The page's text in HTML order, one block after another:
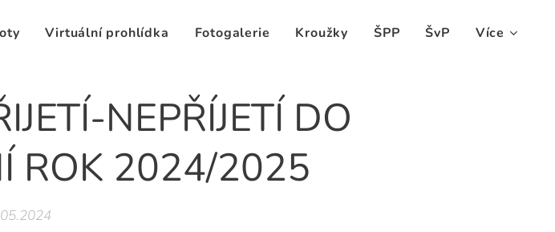
Virtuální prohlídka Fotogalerie Kroužky ŠPP ŠvP Více
NEPŘÍJETÍ DO
ROK 2024/2025